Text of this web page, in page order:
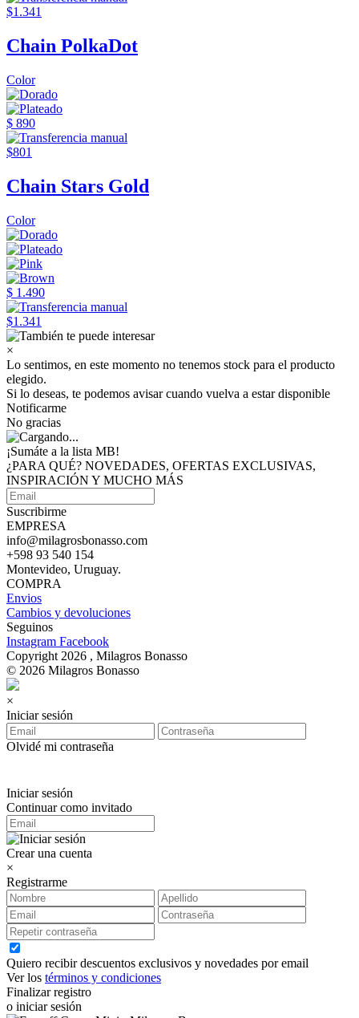
$1.341
Chain PolkaDot
Color
$ 890
$801
Chain Stars Gold
Color
$ 1.490
$1.341
×
Lo sentimos, en este momento no tenemos stock para el producto
elegido.
Si lo deseas, te podemos avisar cuando vuelva a estar disponible
Notificarme
No gracias
¡Sumáte a la lista MB!
¿PARA QUÉ? NOVEDADES, OFERTAS EXCLUSIVAS,
INSPIRACIÓN Y MUCHO MÁS
Suscribirme
EMPRESA
info@milagrosbonasso.com
+598 93 540 154
Montevideo, Uruguay.
COMPRA
Envios
Cambios y devoluciones
Seguinos
Instagram Facebook
Copyright 2026 , Milagros Bonasso
© 2026 Milagros Bonasso
×
Iniciar sesión
Olvidé mi contraseña
Iniciar sesión
Continuar como invitado
Crear una cuenta
×
Registrarme
Quiero recibir descuentos exclusivos y novedades por email
Ver los términos y condiciones
Finalizar registro
o iniciar sesión